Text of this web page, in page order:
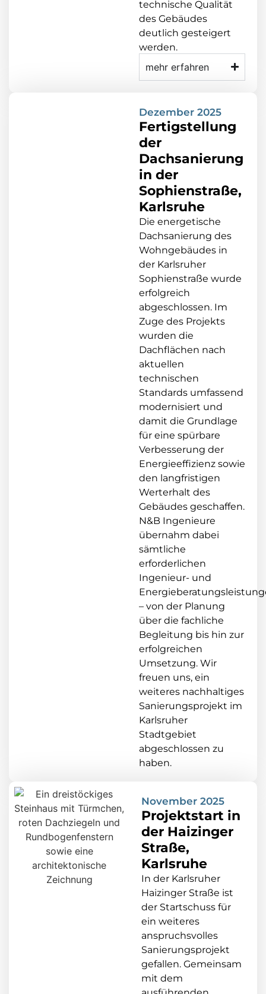
technische Qualität
des Gebäudes
deutlich gesteigert
werden.
mehr erfahren
Dezember 2025
Fertigstellung
der
Dachsanierung
in der
Sophienstraße,
Karlsruhe
Die energetische
Dachsanierung des
Wohngebäudes in
der Karlsruher
Sophienstraße wurde
erfolgreich
abgeschlossen. Im
Zuge des Projekts
wurden die
Dachflächen nach
aktuellen
technischen
Standards umfassend
modernisiert und
damit die Grundlage
für eine spürbare
Verbesserung der
Energieeffizienz sowie
den langfristigen
Werterhalt des
Gebäudes geschaffen.
N&B Ingenieure
übernahm dabei
sämtliche
erforderlichen
Ingenieur- und
– von der Planung
über die fachliche
Begleitung bis hin zur
erfolgreichen
Umsetzung. Wir
freuen uns, ein
weiteres nachhaltiges
Sanierungsprojekt im
Karlsruher
Stadtgebiet
abgeschlossen zu
haben.
November 2025
Projektstart in
der Haizinger
Straße,
Karlsruhe
In der Karlsruher
Haizinger Straße ist
der Startschuss für
ein weiteres
anspruchsvolles
Sanierungsprojekt
gefallen. Gemeinsam
mit dem